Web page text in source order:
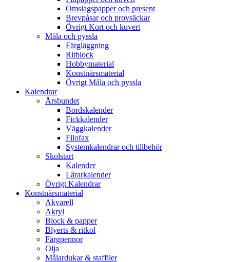
Omslagspapper och present
Brevpåsar och provsäckar
Övrigt Kort och kuvert
Måla och pyssla
Färgläggning
Ritblock
Hobbymaterial
Konstnärsmaterial
Övrigt Måla och pyssla
Kalendrar
Årsbundet
Bordskalender
Fickkalender
Väggkalender
Filofax
Systemkalendrar och tillbehör
Skolstart
Kalender
Lärarkalender
Övrigt Kalendrar
Konstnärsmaterial
Akvarell
Akryl
Block & papper
Blyerts & ritkol
Färgpennor
Olja
Målardukar & stafflier